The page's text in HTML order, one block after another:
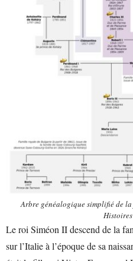
Arbre généalogique simplifié de
Le roi Siméon II descend de la
sur l’Italie à l’époque de sa